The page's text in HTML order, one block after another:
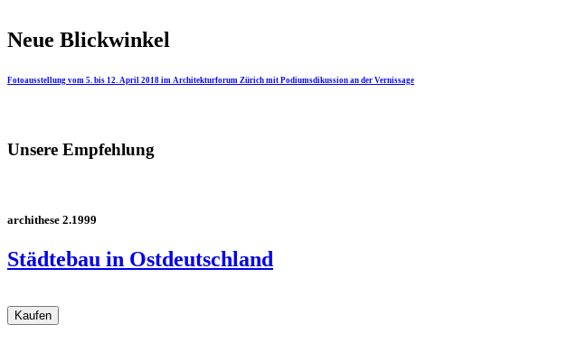
Neue Blickwinkel
Fotoausstellung vom 5. bis 12. April 2018 im Architekturforum Zürich mit Podiumsdikussion an der Vernissage
Unsere Empfehlung
archithese 2.1999
Städtebau in Ostdeutschland